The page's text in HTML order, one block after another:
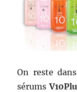
On reste
sérums